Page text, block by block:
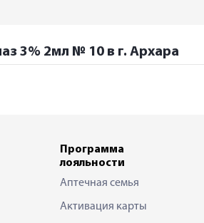
3% 2мл № 10 в г. Архара
Программа
лояльности
Аптечная семья
Активация карты